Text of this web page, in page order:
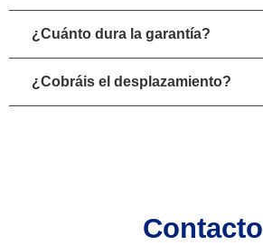
¿Cuánto dura la garantía?
¿Cobráis el desplazamiento?
Contacto